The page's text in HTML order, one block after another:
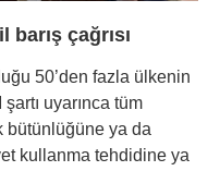
çağrısı
50’den fazla ülkenin
uyarınca tüm
bütünlüğüne ya da
kullanma tehdidine ya